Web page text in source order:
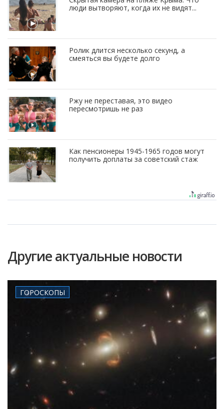
люди вытворяют, когда их не видят...
Ролик длится несколько секунд, а
смеяться вы будете долго
Ржу не переставая, это видео
пересмотришь не раз
Как пенсионеры 1945-1965 годов могут
получить доплаты за советский стаж
Другие актуальные новости
ГОРОСКОПЫ